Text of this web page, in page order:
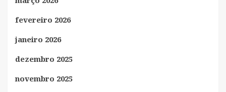
fevereiro 2026
janeiro 2026
dezembro 2025
novembro 2025